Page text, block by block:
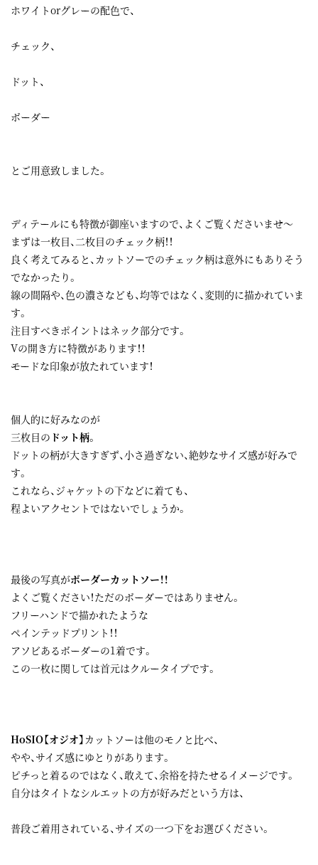
ホワイトorグレーの配色で、
チェック、
ドット、
ボーダー
とご用意致しました。
ディテールにも特徴が御座いますので、よくご覧くださいませ～
まずは一枚目、二枚目のチェック柄！！
良く考えてみると、カットソーでのチェック柄は意外にもありそう
でなかったり。
線の間隔や、色の濃さなども、均等ではなく、変則的に描かれていま
す。
注目すべきポイントはネック部分です。
Vの開き方に特徴があります！！
モードな印象が放たれています！
個人的に好みなのが
三枚目の ドット柄。
ドットの柄が大きすぎず、小さ過ぎない、絶妙なサイズ感が好みで
す。
これなら、ジャケットの下などに着ても、
程よいアクセントではないでしょうか。
最後の写真がボーダーカットソー！！
よくご覧ください！ただのボーダーではありません。
フリーハンドで描かれたような
ペインテッドプリント！！
アソビあるボーダーの1着です。
この一枚に関しては首元はクルータイプです。
HoSIO【オジオ】 カットソーは他のモノと比べ、
やや、サイズ感にゆとりがあります。
ピチっと着るのではなく、敢えて、余裕を持たせるイメージです。
自分はタイトなシルエットの方が好みだという方は、
普段ご着用されている、サイズの一つ下をお選びください。